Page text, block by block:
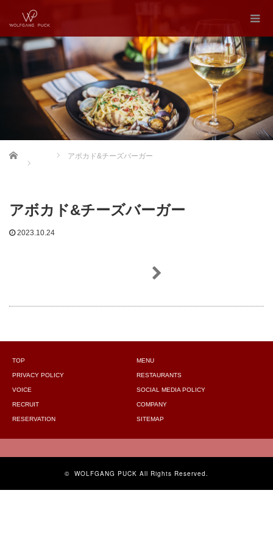
Home アボカド&チーズバーガー
アボカド&チーズバーガー
2023.10.24
TOP
PRIVACY POLICY
VOICE
MENU
RESTAURANTS
SOCIAL MEDIA POLICY
RECRUIT
RESERVATION
COMPANY
SITEMAP
© WOLFGANG PUCK All Rights Reserved.